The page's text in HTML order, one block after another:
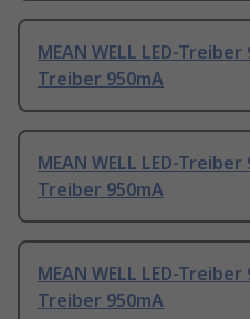
MEAN WELL LED-Treiber
Treiber 950mA
MEAN WELL LED-Treiber
Treiber 950mA
MEAN WELL LED-Treiber
Treiber 950mA